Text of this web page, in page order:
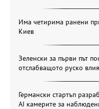
Има четирима ранени
Киев
Зеленски за първи път
отслабващото руско
Германски стартъп
AI камерите за